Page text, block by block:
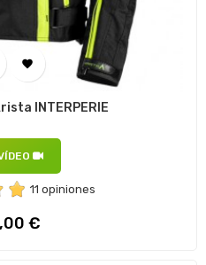

INTERPERIE
11 opiniones
€